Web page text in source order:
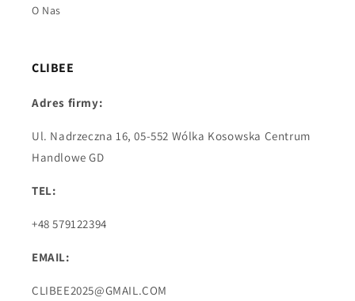
O Nas
CLIBEE
Adres firmy:
Ul. Nadrzeczna 16, 05-552 Wólka Kosowska Centrum
Handlowe GD
TEL:
+48 579122394
EMAIL:
CLIBEE2025@GMAIL.COM